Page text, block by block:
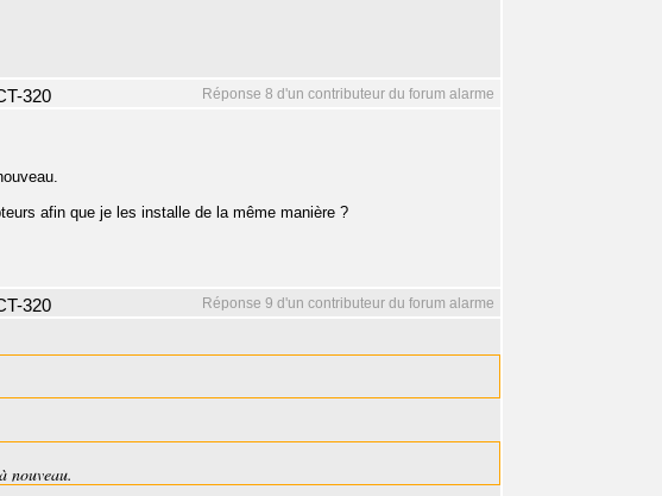
Réponse 8 d'un contributeur du forum alarme
320
afin que je les installe de la même manière ?
Réponse 9 d'un contributeur du forum alarme
320
nouveau.